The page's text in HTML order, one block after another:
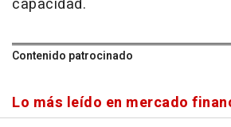
capacidad.
Contenido patrocinado
Lo más leído en mercado